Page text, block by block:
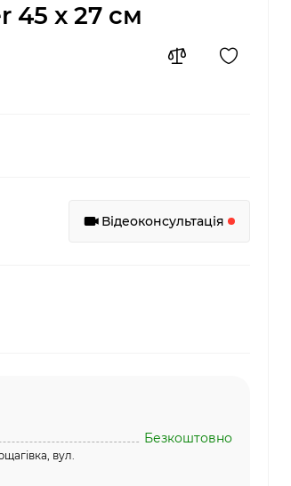
45 x 27 см
Відеоконсультація
вул.
Безкоштовно